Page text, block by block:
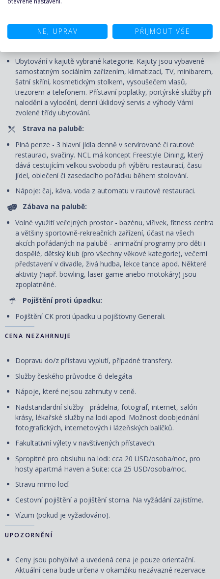
Ubytování v kajutě vybrané kategorie. Kajuty jsou vybavené
samostatným sociálním zařízením, klimatizací, TV, minibarem,
šatní skříní, kosmetickým stolkem, vysoušečem vlasů,
trezorem a telefonem. Přístavní poplatky, portýrské služby při
nalodění a vylodění, denní úklidový servis a výhody Vámi
zvolené třídy ubytování.
Strava na palubě:
Plná penze - 3 hlavní jídla denně v servírované či rautové
restauraci, svačiny. NCL má koncept Freestyle Dining, který
dává cestujícím velkou svobodu při výběru restaurací, času
jídel, oblečení či zasedacího pořádku během stolování.
Nápoje: čaj, káva, voda z automatu v rautové restauraci.
Zábava na palubě:
Volné využití veřejných prostor - bazénu, vířivek, fitness centra
a většiny sportovně-rekreačních zařízení, účast na všech
akcích pořádaných na palubě - animační programy pro děti i
dospělé, dětský klub (pro všechny věkové kategorie), večerní
představení v divadle, živá hudba, lekce tance apod. Některé
aktivity (např. bowling, laser game anebo motokáry) jsou
zpoplatněné.
Pojištění proti úpadku:
Pojištění CK proti úpadku u pojišťovny Generali.
CENA NEZAHRNUJE
Dopravu do/z přístavu vyplutí, případné transfery.
Služby českého průvodce či delegáta
Nápoje, které nejsou zahrnuty v ceně.
Nadstandardní služby - prádelna, fotograf, internet, salón
krásy, lékařské služby na lodi apod. Možnost doobjednání
fotografických, internetových i lázeňských balíčků.
Fakultativní výlety v navštívených přístavech.
Spropitné pro obsluhu na lodi: cca 20 USD/osoba/noc, pro
hosty apartmá Haven a Suite: cca 25 USD/osoba/noc.
Stravu mimo loď.
Cestovní pojištění a pojištění storna. Na vyžádání zajistíme.
Vízum (pokud je vyžadováno).
UPOZORNĚNÍ
Ceny jsou pohyblivé a uvedená cena je pouze orientační.
Aktuální cena bude určena v okamžiku nezávazné rezervace.
NE, UPRAV PŘIJMOUT VŠE